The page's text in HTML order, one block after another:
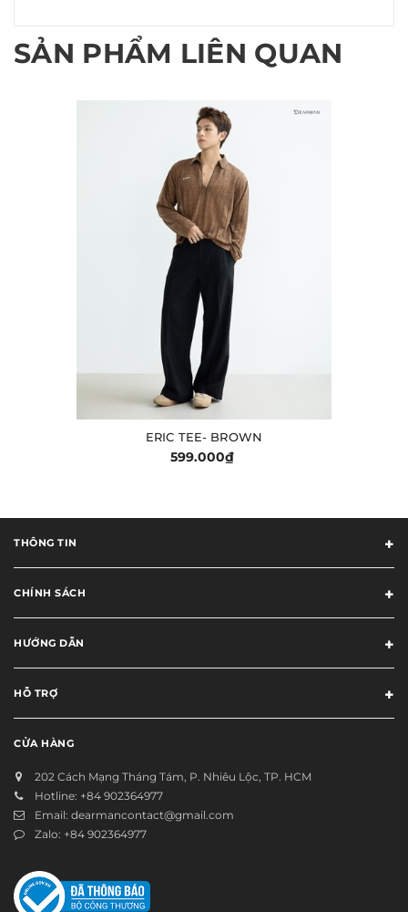
SẢN PHẨM LIÊN QUAN
ERIC TEE- BROWN
599.000₫
THÔNG TIN
CHÍNH SÁCH
HƯỚNG DẪN
HỖ TRỢ
CỬA HÀNG
202 Cách Mạng Tháng Tám, P. Nhiêu Lộc, TP. HCM
Hotline: +84 902364977
Email: dearmancontact@gmail.com
Zalo: +84 902364977